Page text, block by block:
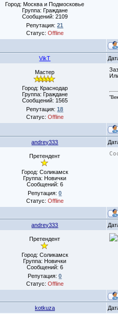
Город: Москва и Подмосковье
Группа: Граждане
Сообщений: 2109
Репутация:21
Статус: Offline
VikT
Мастер
Город: Краснодар
Группа: Граждане
Сообщений: 1565
Репутация:18
Статус: Offline
andrey333
Претендент
Город: Соликамск
Группа: Новички
Сообщений: 6
Репутация:0
Статус: Offline
andrey333
Претендент
Город: Соликамск
Группа: Новички
Сообщений: 6
Репутация:0
Статус: Offline
kotkuza